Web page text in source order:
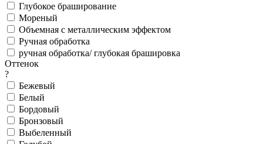
Глубокое браширование
Мореный
Объемная с металлическим эффектом
Ручная обработка
ручная обработка/ глубокая брашировка
Оттенок
?
Бежевый
Белый
Бордовый
Бронзовый
Выбеленный